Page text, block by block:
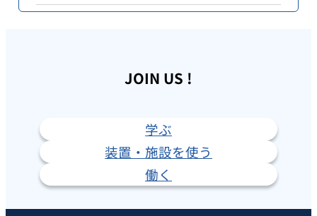
JOIN US !
学ぶ
装置・施設を使う
働く